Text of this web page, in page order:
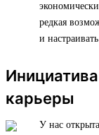
редкая
и
карьеры
У нас